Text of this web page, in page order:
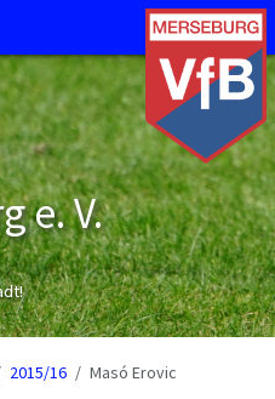
e. V.
2015/16 Masó Erovic